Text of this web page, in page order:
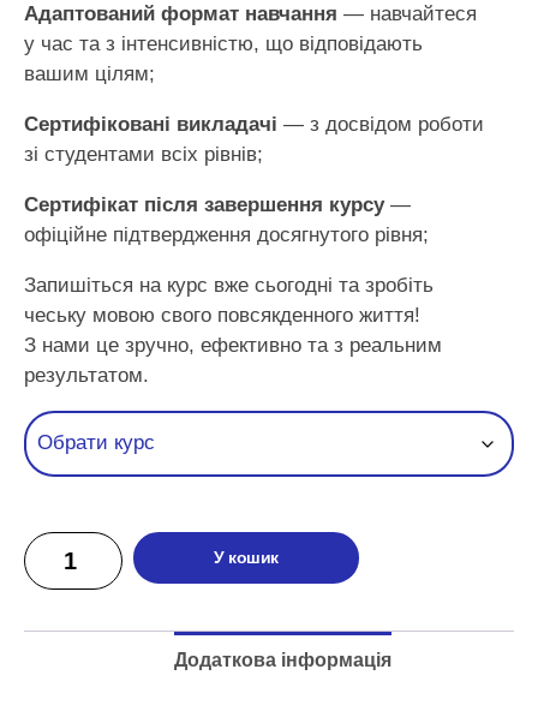
Адаптований формат навчання — навчайтеся
у час та з інтенсивністю, що відповідають
вашим цілям;
Сертифіковані викладачі — з досвідом роботи
зі студентами всіх рівнів;
Сертифікат після завершення курсу—
офіційне підтвердження досягнутого рівня;
Запишіться на курс вже сьогодні та зробіть
чеську мовою свого повсякденного життя!
З нами це зручно, ефективно та з реальним
результатом.
У кошик
Додаткова інформація